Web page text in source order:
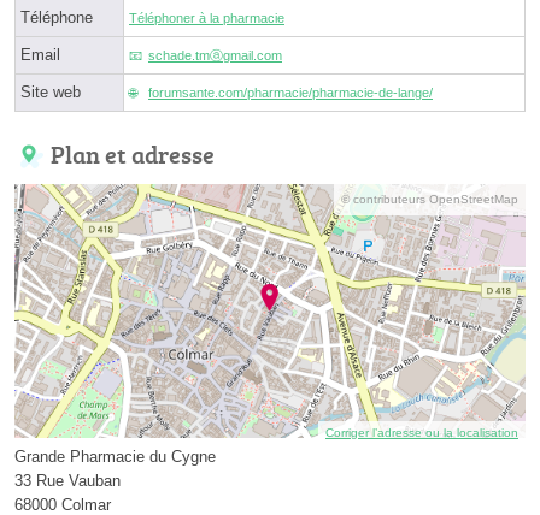
Téléphone Téléphoner à la pharmacie
Email schade.tmⓐgmail.com
Site web forumsante.com/pharmacie/pharmacie-de-lange/
Plan et adresse
© contributeurs OpenStreetMap
Corriger l’adresse ou la localisation
Grande Pharmacie du Cygne
33 Rue Vauban
68000 Colmar